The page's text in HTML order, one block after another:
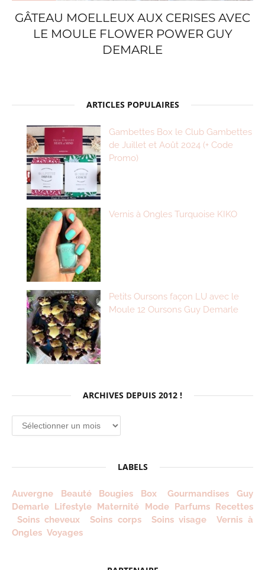
GÂTEAU MOELLEUX AUX CERISES AVEC
LE MOULE FLOWER POWER GUY
DEMARLE
ARTICLES POPULAIRES
Gambettes Box le Club Gambettes
de Juillet et Août 2024 (+ Code
Promo)
Vernis à Ongles Turquoise KIKO
Petits Oursons façon LU avec le
Moule 12 Oursons Guy Demarle
ARCHIVES DEPUIS 2012 !
Archives
depuis
LABELS
Auvergne Beauté Bougies Box Gourmandises
Guy
Demarle Lifestyle Maternité Mode Parfums Recettes
Soins cheveux
Soins corps Soins visage
Vernis à
Ongles Voyages